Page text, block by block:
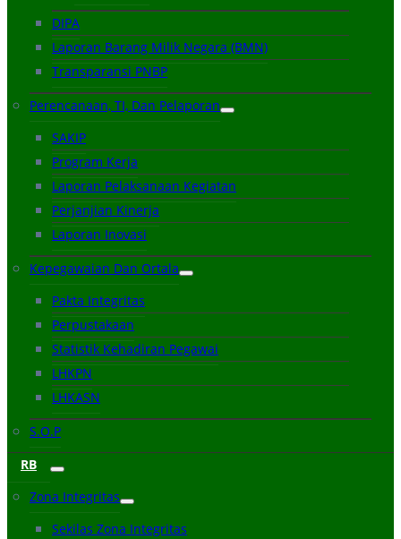
DIPA
Laporan Barang Milik Negara (BMN)
Transparansi PNBP
Perencanaan, TI, Dan Pelaporan
SAKIP
Program Kerja
Laporan Pelaksanaan Kegiatan
Perjanjian Kinerja
Laporan Inovasi
Kepegawaian Dan Ortala
Pakta Integritas
Perpustakaan
Statistik Kehadiran Pegawai
LHKPN
LHKASN
S.O.P
RB
Zona Integritas
Sekilas Zona Integritas